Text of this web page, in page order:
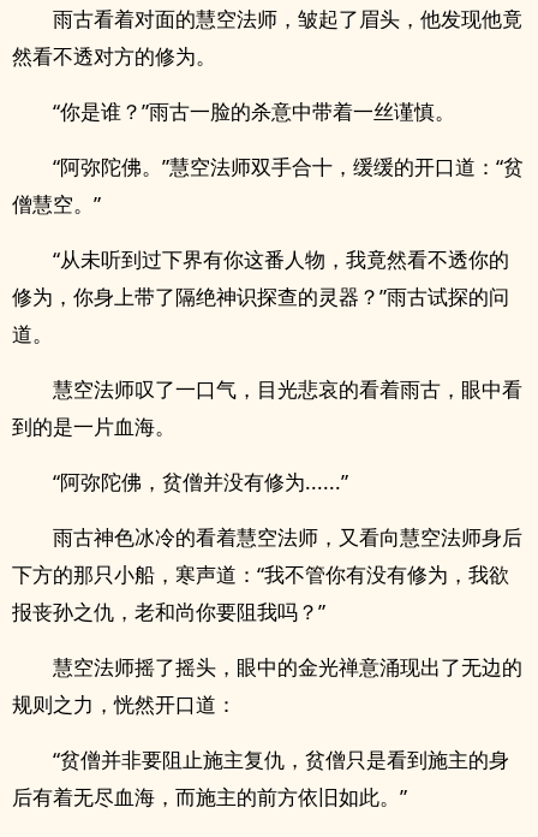
雨古看着对面的慧空法师，皱起了眉头，他发现他竟
然看不透对方的修为。
“你是谁？”雨古一脸的杀意中带着一丝谨慎。
“阿弥陀佛。”慧空法师双手合十，缓缓的开口道：“贫
僧慧空。”
“从未听到过下界有你这番人物，我竟然看不透你的
修为，你身上带了隔绝神识探查的灵器？”雨古试探的问
道。
慧空法师叹了一口气，目光悲哀的看着雨古，眼中看
到的是一片血海。
“阿弥陀佛，贫僧并没有修为......”
雨古神色冰冷的看着慧空法师，又看向慧空法师身后
下方的那只小船，寒声道：“我不管你有没有修为，我欲
报丧孙之仇，老和尚你要阻我吗？”
慧空法师摇了摇头，眼中的金光禅意涌现出了无边的
规则之力，恍然开口道：
“贫僧并非要阻止施主复仇，贫僧只是看到施主的身
后有着无尽血海，而施主的前方依旧如此。”